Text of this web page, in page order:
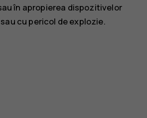
în apropierea dispozitivelor
cu pericol de explozie.